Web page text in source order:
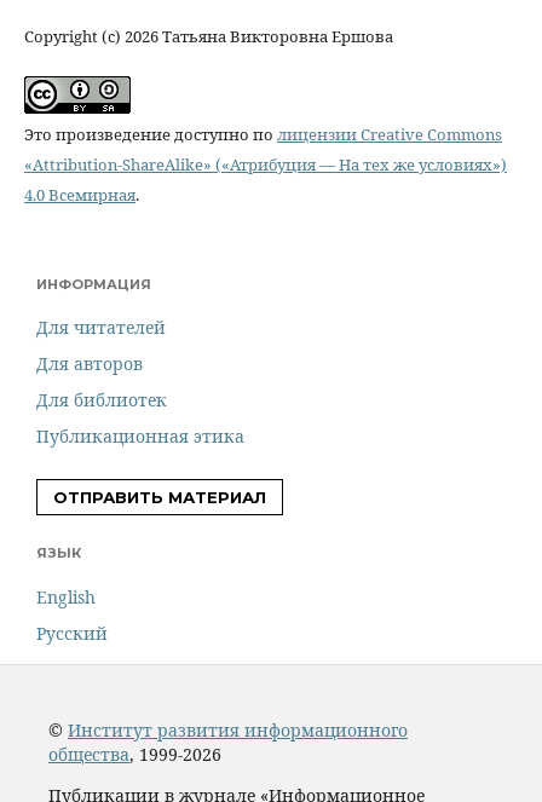
Copyright (c) 2026 Татьяна Викторовна Ершова
Это произведение доступно по лицензии Creative Commons
«Attribution-ShareAlike» («Атрибуция — На тех же условиях»)
4.0 Всемирная.
ИНФОРМАЦИЯ
Для читателей
Для авторов
Для библиотек
Публикационная этика
ОТПРАВИТЬ МАТЕРИАЛ
ЯЗЫК
English
Русский
© Институт развития информационного
общества, 1999-2026
Публикации в журнале «Информационное